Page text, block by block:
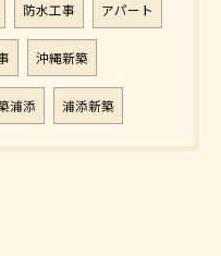
防水工事 アパート
沖縄新築
浦添 浦添新築